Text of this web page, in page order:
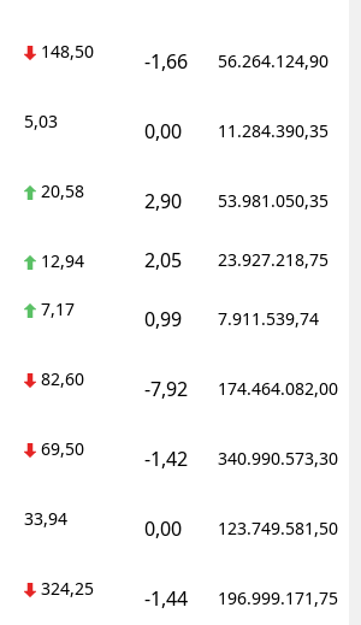
148,50 -1,66 56.264.124,90
5,03 0,00 11.284.390,35
20,58 2,90 53.981.050,35
12,94 2,05 23.927.218,75
7,17 0,99 7.911.539,74
82,60 -7,92 174.464.082,00
69,50 -1,42 340.990.573,30
33,94 0,00 123.749.581,50
324,25 -1,44 196.999.171,75